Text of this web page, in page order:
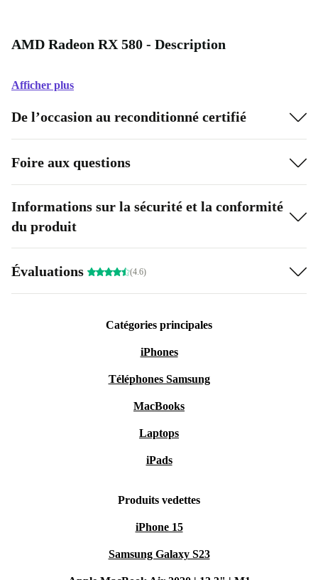
AMD Radeon RX 580 - Description
Afficher plus
De l’occasion au reconditionné certifié
Foire aux questions
Informations sur la sécurité et la conformité
du produit
Évaluations (4.6)
Catégories principales
iPhones
Téléphones Samsung
MacBooks
Laptops
iPads
Produits vedettes
iPhone 15
Samsung Galaxy S23